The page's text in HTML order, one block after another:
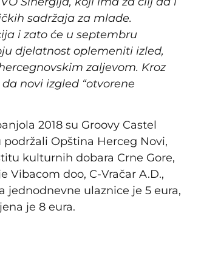
sadržaja za mlade.
i zato će u septembru
djelatnost oplemeniti izled,
zaljevom. Kroz
novi izgled “otvorene
2018 su Groovy Castel
Opština Herceg Novi,
kulturnih dobara Crne Gore,
Vibacom doo, C-Vračar A.D.,
jednodnevne ulaznice je 5 eura,
je 8 eura.